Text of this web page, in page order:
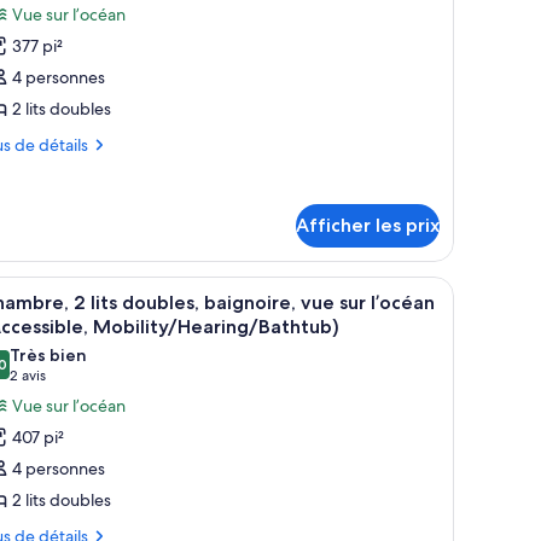
:
Vue sur l’océan
377 pi²
4 personnes
2 lits doubles
de détails
Afficher les prix
bureau, une chaise, une télévision et un balcon donnant sur l’océan.
:
Une chambre d’hôtel avec deux lits, un
7
2 lits doubles, baignoire, vue sur l’océan
Mobility/Hearing/Bathtub)
sur 10
Très bien
2 avis
(2 avis)
Vue sur l’océan
407 pi²
4 personnes
2 lits doubles
de détails